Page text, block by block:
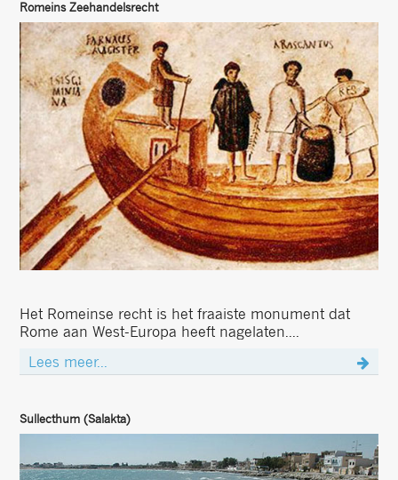
Romeins Zeehandelsrecht
Het Romeinse recht is het fraaiste monument dat
Rome aan West-Europa heeft nagelaten....
Lees meer...
Sullecthum (Salakta)